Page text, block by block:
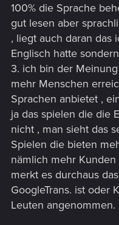
100% die Sprache
gut lesen aber
, liegt auch daran das
Englisch hatte
3. ich bin der
mehr Menschen
Sprachen anbietet ,
ja das spielen die die
nicht , man sieht das
Spielen die bieten
nämlich mehr
merkt es durchaus
GoogleTrans. ist oder
Leuten angenommen.